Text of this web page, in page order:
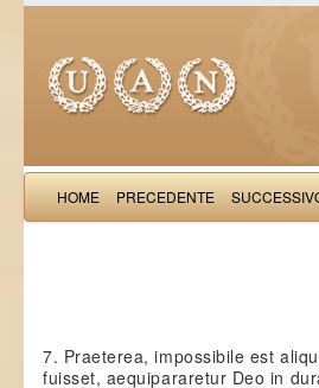
HOME PRECEDENTE
7. Praeterea, impossibile est
fuisset, aequipararetur Deo in